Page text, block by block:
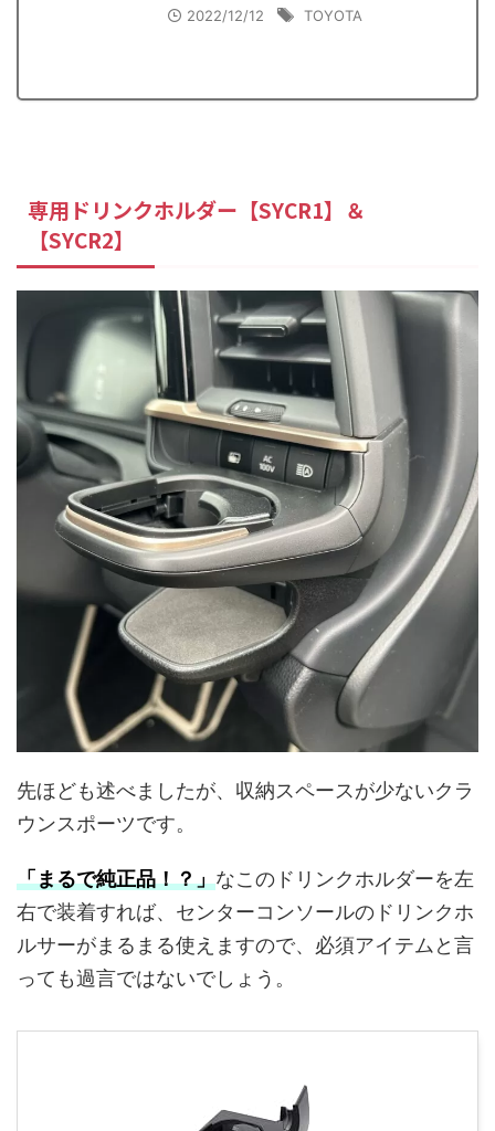
2022/12/12 TOYOTA
専用ドリンクホルダー【SYCR1】＆
【SYCR2】
先ほども述べましたが、収納スペースが少ないクラ
ウンスポーツです。
「まるで純正品！？」なこのドリンクホルダーを左
右で装着すれば、センターコンソールのドリンクホ
ルサーがまるまる使えますので、必須アイテムと言
っても過言ではないでしょう。